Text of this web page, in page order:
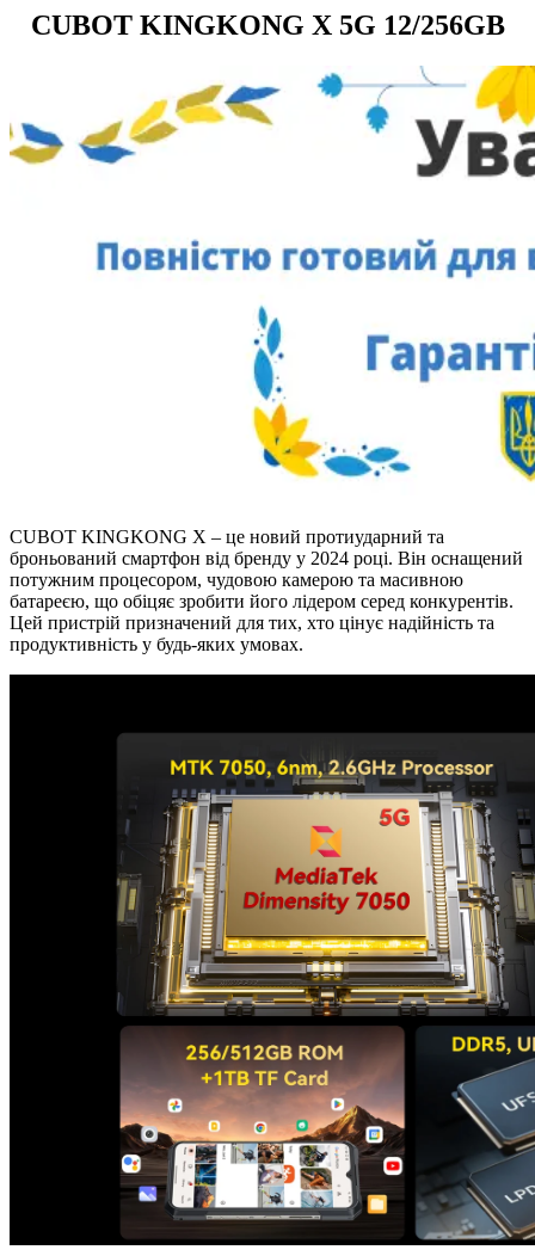
CUBOT KINGKONG X 5G 12/256GB
CUBOT KINGKONG X – це новий протиударний та
броньований смартфон від бренду у 2024 році. Він оснащений
потужним процесором, чудовою камерою та масивною
батареєю, що обіцяє зробити його лідером серед конкурентів.
Цей пристрій призначений для тих, хто цінує надійність та
продуктивність у будь-яких умовах.